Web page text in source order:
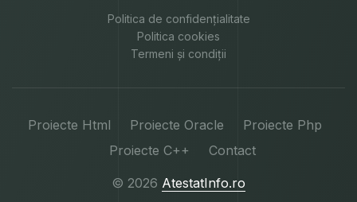
Politica de confidențialitate
Politica cookies
Termeni și condiții
Proiecte Html Proiecte Oracle
Proiecte Php
Proiecte C++
Contact
© 2026 AtestatInfo.ro